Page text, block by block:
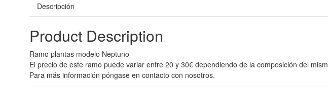
Descripción
Product Description
Ramo plantas modelo Neptuno
El precio de este ramo puede variar entre 20 y 30€ dependiendo de la composición del
Para más información póngase en contacto con nosotros.